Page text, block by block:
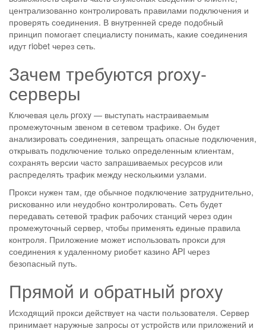
централизованно контролировать правилами подключения и
проверять соединения. В внутренней среде подобный
принцип помогает специалисту понимать, какие соединения
идут riobet через сеть.
Зачем требуются proxy-
серверы
Ключевая цель proxy — выступать настраиваемым
промежуточным звеном в сетевом трафике. Он будет
анализировать соединения, запрещать опасные подключения,
открывать подключение только определенным клиентам,
сохранять версии часто запрашиваемых ресурсов или
распределять трафик между несколькими узлами.
Прокси нужен там, где обычное подключение затруднительно,
рискованно или неудобно контролировать. Сеть будет
передавать сетевой трафик рабочих станций через один
промежуточный сервер, чтобы применять единые правила
контроля. Приложение может использовать прокси для
соединения к удаленному риобет казино API через
безопасный путь.
Прямой и обратный proxy
Исходящий прокси действует на части пользователя. Сервер
принимает наружные запросы от устройств или приложений и